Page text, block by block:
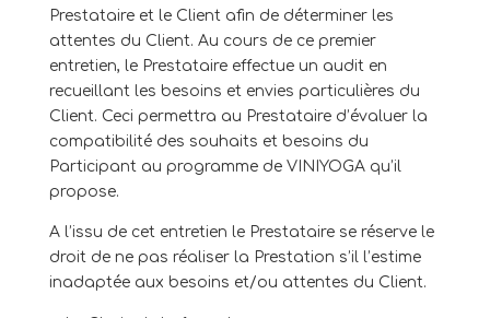
Prestataire et le Client afin de déterminer les
attentes du Client. Au cours de ce premier
entretien, le Prestataire effectue un audit en
recueillant les besoins et envies particulières du
Client. Ceci permettra au Prestataire d’évaluer la
compatibilité des souhaits et besoins du
Participant au programme de VINIYOGA qu’il
propose.
A l’issu de cet entretien le Prestataire se réserve le
droit de ne pas réaliser la Prestation s’il l’estime
inadaptée aux besoins et/ou attentes du Client.